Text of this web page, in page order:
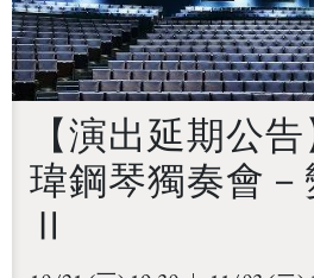
【演出延期公
瑋鋼琴獨奏會－
Ⅱ